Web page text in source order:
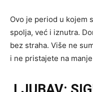
Ovo je period u kojem
spolja, već i iznutra.
bez straha. Više ne
i ne pristajete na